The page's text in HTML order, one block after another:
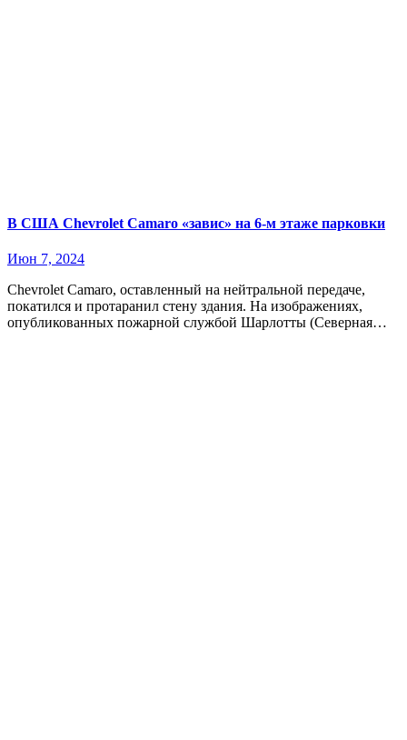
В США Chevrolet Camaro «завис» на 6-м этаже парковки
Июн 7, 2024
Chevrolet Camaro, оставленный на нейтральной передаче,
покатился и протаранил стену здания. На изображениях,
опубликованных пожарной службой Шарлотты (Северная…